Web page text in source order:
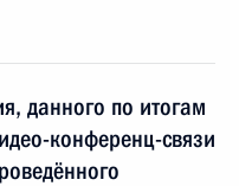
данного по итогам
конференц-связи